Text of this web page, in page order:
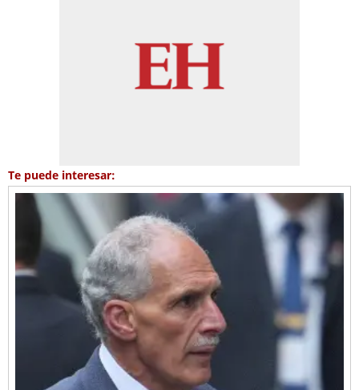
Te puede interesar: